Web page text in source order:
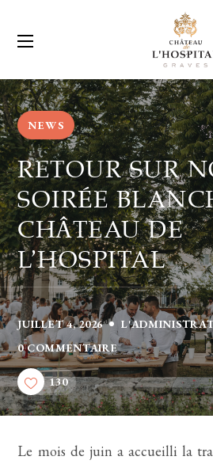
NEWS
RETOUR SUR
SOIRÉE
CHÂTEAU DE
L’HOSPITAL
JUILLET 4, 2026
0 COMMENTAIRE
130
Le mois de juin a accueilli la